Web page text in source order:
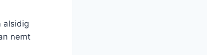
alsidig
nemt